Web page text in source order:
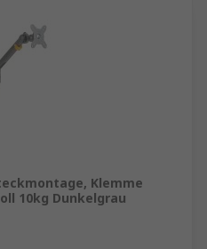
Klemme
10kg Dunkelgrau